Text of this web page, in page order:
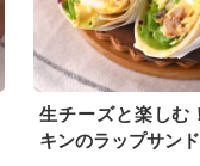
生チーズと楽しむ
キンのラップサンド